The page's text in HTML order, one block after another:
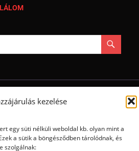
kezelése
egy süti nélküli weboldal kb. olyan mint a
a sütik a böngésződben tárolódnak, és
szolgálnak:
Kutya Párt - Minden jog fenntartva